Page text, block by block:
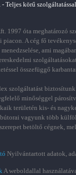
Teljes körű
1997 óta meghatározó
A cég fő
ami
összefüggő
szolgáltatást biztosítunk
minőséggel
területén kis- és
vagyunk több
betöltő cégnek,
Nyilvántartott adatok,
A weboldallal